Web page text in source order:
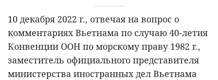
10 декабря 2022 г., отвечая на вопрос о
комментариях Вьетнама по случаю 40-летия
Конвенции ООН по морскому праву 1982 г.,
заместитель официального представителя
министерства иностранных дел Вьетнама